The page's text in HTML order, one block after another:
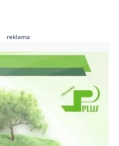
reklama